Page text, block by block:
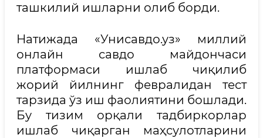
ташкилий ишларни олиб борди.
Натижада «Унисавдо.уз» миллий
онлайн савдо майдончаси
платформаси ишлаб чиқилиб
жорий йилнинг февралидан тест
тарзида ўз иш фаолиятини бошлади.
Бу тизим орқали тадбиркорлар
ишлаб чиқарган маҳсулотларини